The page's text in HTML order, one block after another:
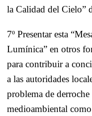
la Calidad del Cielo”
7º Presentar esta
Lumínica” en otros
para contribuir a
a las autoridades
problema de
medioambiental